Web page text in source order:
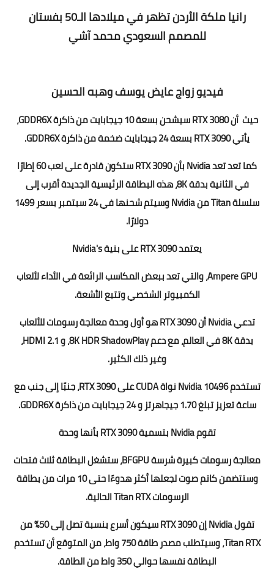
رانيا ملكة الأردن تظهر في ميلادها الـ50 بفستان
للمصمم السعودي محمد آشي
فيديو زواج عايض يوسف وهبه الحسين
حيث أن RTX 3080 سيشحن بسعة 10 جيجابايت من ذاكرة GDDR6X،
يأتي RTX 3090 بسعة 24 جيجابايت ضخمة من ذاكرة GDDR6X.
كما تعد تعد Nvidia بأن RTX 3090 ستكون قادرة على لعب 60 إطارًا
في الثانية بدقة 8K، هذه البطاقة الرئيسية الجديدة أقرب إلى
سلسلة Titan من Nvidia وسيتم شحنها في 24 سبتمبر بسعر 1499
دولارًا.
يعتمد RTX 3090 على بنية Nvidia's
Ampere GPU، والتي تعد ببعض المكاسب الرائعة في الأداء لألعاب
الكمبيوتر الشخصي وتتبع الأشعة.
تدعي Nvidia أن RTX 3090 هو أول وحدة معالجة رسومات للألعاب
بدقة 8K في العالم، مع دعم 8K HDR ShadowPlay، و HDMI 2.1،
وغير ذلك الكثير.
تستخدم Nvidia 10496 نواة CUDA على RTX 3090، جنبًا إلى جنب مع
ساعة تعزيز تبلغ 1.70 جيجاهرتز و 24 جيجابايت من ذاكرة GDDR6X.
تقوم Nvidia بتسمية RTX 3090 بأنها وحدة
معالجة رسومات كبيرة شرسة BFGPU، ستشغل البطاقة ثلاث فتحات
وستتضمن كاتم صوت لجعلها أكثر هدوءًا حتى 10 مرات من بطاقة
الرسومات Titan RTX الحالية.
تقول Nvidia إن RTX 3090 سيكون أسرع بنسبة تصل إلى 50% من
Titan RTX، وسيتطلب مصدر طاقة 750 واط، من المتوقع أن تستخدم
البطاقة نفسها حوالي 350 واط من الطاقة.